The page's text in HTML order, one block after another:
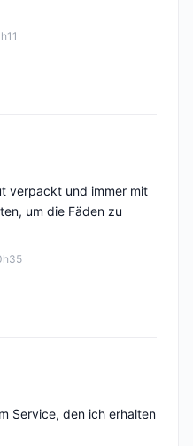
verpackt und immer mit
um die Fäden zu
Service, den ich erhalten